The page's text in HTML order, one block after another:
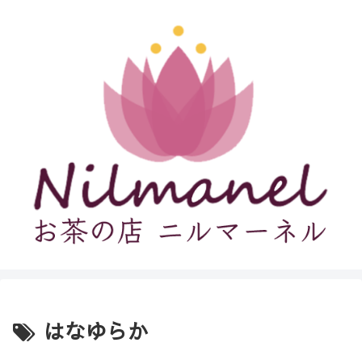
はなゆらか